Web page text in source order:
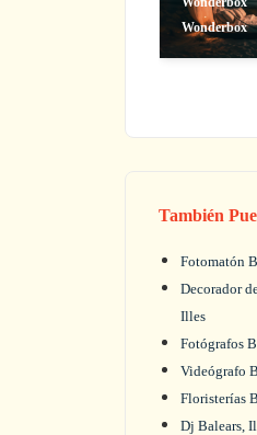
Wonderbox
También
Fotomatón
Decorador
Illes
Fotógrafos
Videógrafo
Floristerías
Dj Balears,